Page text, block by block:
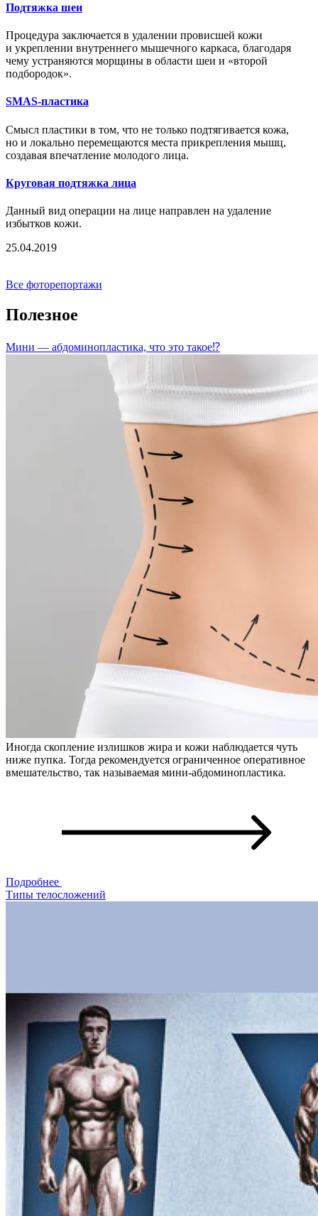
Подтяжка шеи
Процедура заключается в удалении провисшей кожи
и укреплении внутреннего мышечного каркаса, благодаря
чему устраняются морщины в области шеи и «второй
подбородок».
SMAS-пластика
Смысл пластики в том, что не только подтягивается кожа,
но и локально перемещаются места прикрепления мышц,
создавая впечатление молодого лица.
Круговая подтяжка лица
Данный вид операции на лице направлен на удаление
избытков кожи.
25.04.2019
Все фоторепортажи
Полезное
Мини — абдоминопластика, что это такое⁉️
Иногда скопление излишков жира и кожи наблюдается чуть
ниже пупка. Тогда рекомендуется ограниченное оперативное
вмешательство, так называемая мини-абдоминопластика.
Подробнее
Типы телосложений